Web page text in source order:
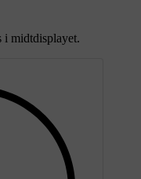
i midtdisplayet.